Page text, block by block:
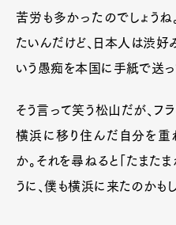
苦労も多かったのでしょう
たいんだけど、日本人は渋
いう愚痴を本国に手紙で送っ
そう言って笑う松山だが、フ
横浜に移り住んだ自分を重
か。それを尋ねると「たまた
うに、僕も横浜に来たのかもし